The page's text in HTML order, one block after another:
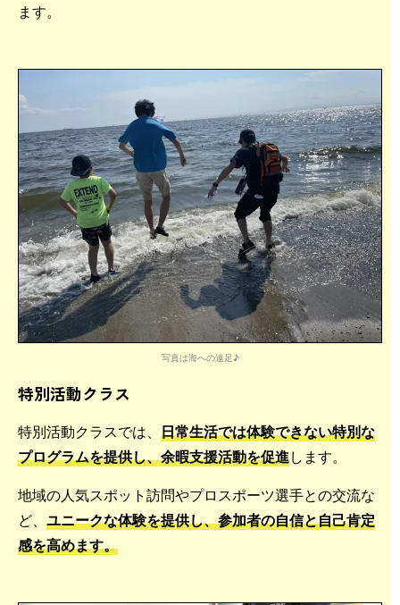
ます。
写真は海への遠足♪
特別活動クラス
特別活動クラスでは、 日常生活では体験できない特別な
プログラムを提供し、余暇支援活動を促進します。
地域の人気スポット訪問やプロスポーツ選手との交流な
ど、 ユニークな体験を提供し、参加者の自信と自己肯定
感を高めます。